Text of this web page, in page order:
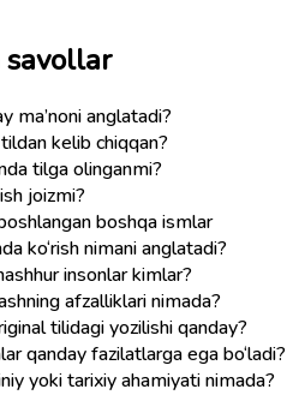
savollar
ma’noni anglatadi?
kelib chiqqan?
tilga olinganmi?
joizmi?
boshqa ismlar
ko‘rish nimani anglatadi?
insonlar kimlar?
afzalliklari nimada?
tilidagi yozilishi qanday?
qanday fazilatlarga ega bo‘ladi?
yoki tarixiy ahamiyati nimada?